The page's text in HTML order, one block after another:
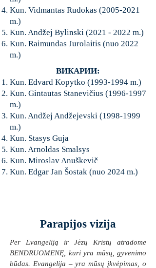
Kun. Vidmantas Rudokas (2005-2021
m.)
Kun. Andžej Bylinski (2021 - 2022 m.)
Kun. Raimundas Jurolaitis (nuo 2022
m.)
ВИКАРИИ:
Kun. Edvard Kopytko (1993-1994 m.)
Kun. Gintautas Stanevičius (1996-1997
m.)
Kun. Andžej Andžejevski (1998-1999
m.)
Kun. Stasys Guja
Kun. Arnoldas Smalsys
Kun. Miroslav Anuškevič
​Kun. Edgar Jan Šostak (nuo 2024 m.)
Parapijos vizija
Per Evangeliją ir Jėzų Kristų atradome
BENDRUOMENĘ, kuri yra mūsų, gyvenimo
būdas. Evangelija – yra mūsų įkvėpimas, o